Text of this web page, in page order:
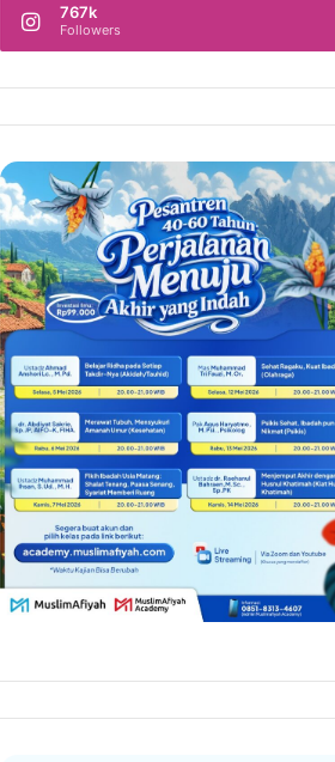
767k
Followers